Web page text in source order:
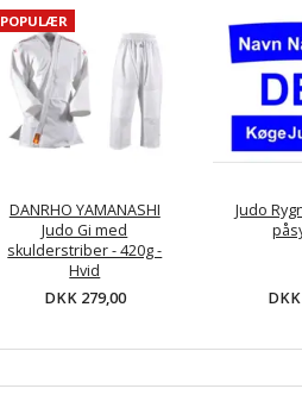
POPULÆR
DANRHO YAMANASHI
Judo Gi med
skulderstriber - 420g -
Hvid
DKK 279,00
Judo